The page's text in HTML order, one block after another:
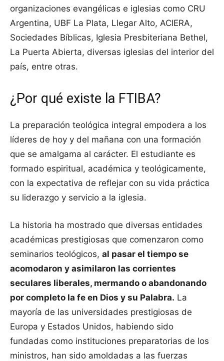
organizaciones evangélicas e iglesias como CRU
Argentina, UBF La Plata, Llegar Alto, ACIERA,
Sociedades Bíblicas, Iglesia Presbiteriana Bethel,
La Puerta Abierta, diversas iglesias del interior del
país, entre otras.
¿Por qué existe la FTIBA?
La preparación teológica integral empodera a los
líderes de hoy y del mañana con una formación
que se amalgama al carácter. El estudiante es
formado espiritual, académica y teológicamente,
con la expectativa de reflejar con su vida práctica
su liderazgo y servicio a la iglesia.
La historia ha mostrado que diversas entidades
académicas prestigiosas que comenzaron como
seminarios teológicos, al pasar el tiempo se
acomodaron y asimilaron las corrientes
seculares liberales, mermando o abandonando
por completo la fe en Dios y su Palabra. La
mayoría de las universidades prestigiosas de
Europa y Estados Unidos, habiendo sido
fundadas como instituciones preparatorias de los
ministros, han sido amoldadas a las fuerzas